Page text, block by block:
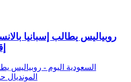
روبياليس يطالب إسبانيا